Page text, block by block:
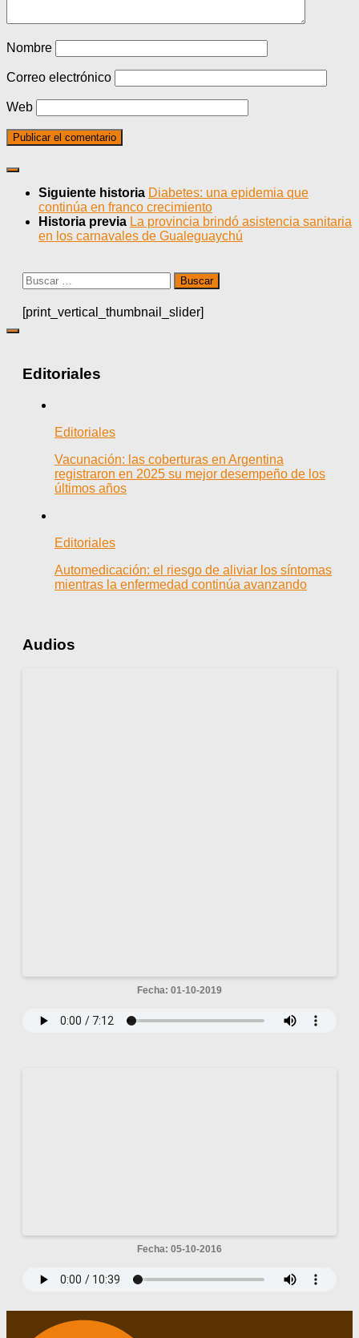
Nombre
Correo electrónico
Web
Siguiente historia Diabetes: una epidemia que
continúa en franco crecimiento
Historia previa La provincia brindó asistencia sanitaria
en los carnavales de Gualeguaychú
Buscar:
[print_vertical_thumbnail_slider]
Editoriales
Editoriales
Vacunación: las coberturas en Argentina
registraron en 2025 su mejor desempeño de los
últimos años
Editoriales
Automedicación: el riesgo de aliviar los síntomas
mientras la enfermedad continúa avanzando
Audios
Fecha: 01-10-2019
Fecha: 05-10-2016